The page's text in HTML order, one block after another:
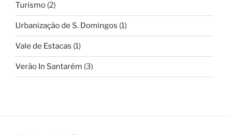
Turismo (2)
Urbanização de S. Domingos (1)
Vale de Estacas (1)
Verão In Santarém (3)